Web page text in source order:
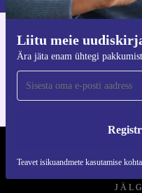
Liitu meie
Ära jäta enam ühtegi
Teavet isikuandmete kasutamise
iOS-i